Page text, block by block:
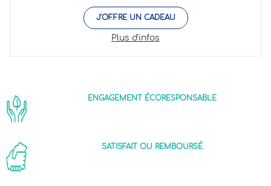
J'OFFRE UN CADEAU
Plus d'infos
ENGAGEMENT ÉCORESPONSABLE
SATISFAIT OU REMBOURSÉ